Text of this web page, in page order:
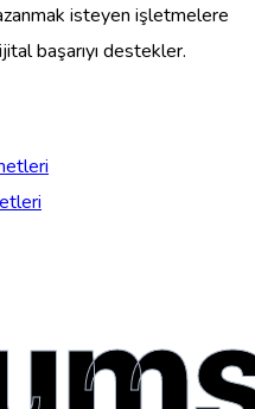
isteyen işletmelere
başarıyı destekler.